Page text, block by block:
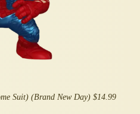
Suit) (Brand New Day) $14.99